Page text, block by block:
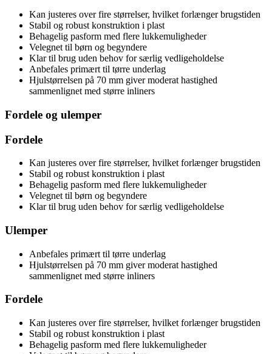
Kan justeres over fire størrelser, hvilket forlænger brugstiden
Stabil og robust konstruktion i plast
Behagelig pasform med flere lukkemuligheder
Velegnet til børn og begyndere
Klar til brug uden behov for særlig vedligeholdelse
Anbefales primært til tørre underlag
Hjulstørrelsen på 70 mm giver moderat hastighed
sammenlignet med større inliners
Fordele og ulemper
Fordele
Kan justeres over fire størrelser, hvilket forlænger brugstiden
Stabil og robust konstruktion i plast
Behagelig pasform med flere lukkemuligheder
Velegnet til børn og begyndere
Klar til brug uden behov for særlig vedligeholdelse
Ulemper
Anbefales primært til tørre underlag
Hjulstørrelsen på 70 mm giver moderat hastighed
sammenlignet med større inliners
Fordele
Kan justeres over fire størrelser, hvilket forlænger brugstiden
Stabil og robust konstruktion i plast
Behagelig pasform med flere lukkemuligheder